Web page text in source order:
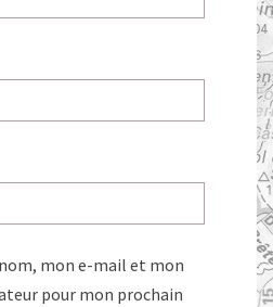
mon e-mail et mon
pour mon prochain